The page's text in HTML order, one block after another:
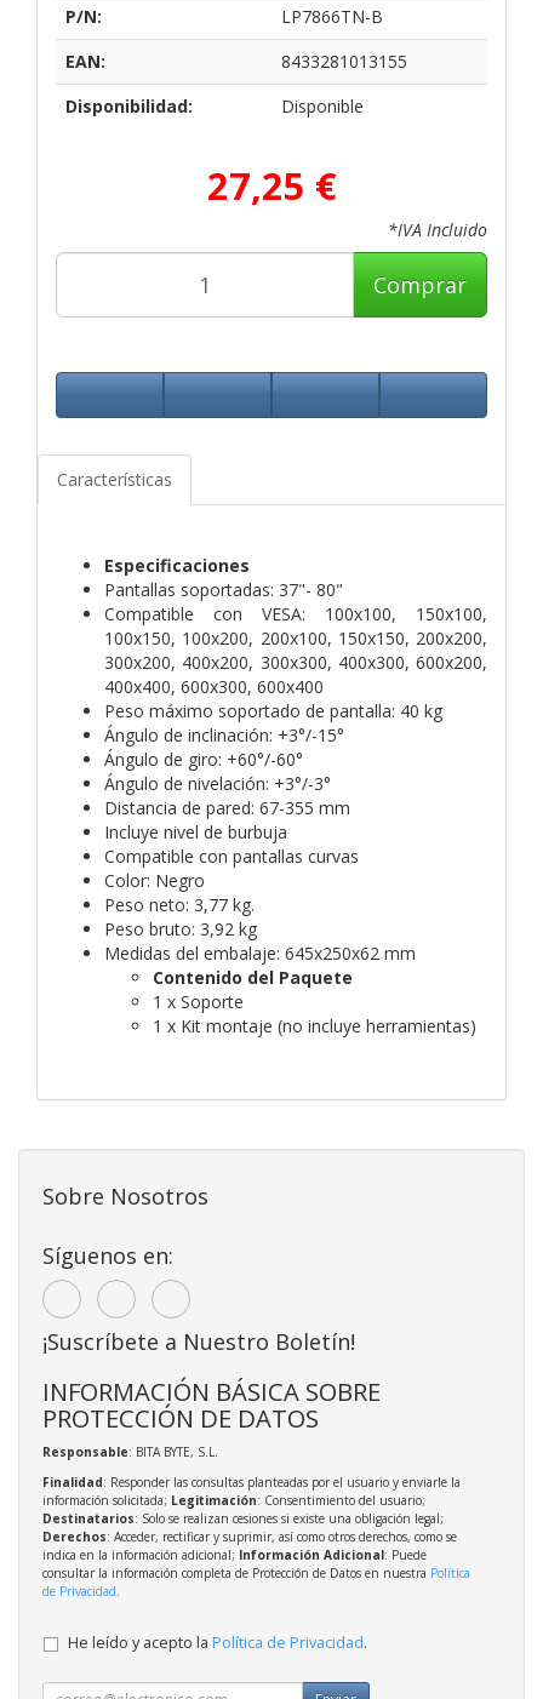
P/N:
LP7866TN-B
EAN:
8433281013155
Disponibilidad:
Disponible
27,25 €
*IVA Incluido
Comprar
Características
Especificaciones
Pantallas soportadas: 37"- 80"
Compatible con VESA: 100x100, 150x100,
100x150, 100x200, 200x100, 150x150, 200x200,
300x200, 400x200, 300x300, 400x300, 600x200,
400x400, 600x300, 600x400
Peso máximo soportado de pantalla: 40 kg
Ángulo de inclinación: +3°/-15°
Ángulo de giro: +60°/-60°
Ángulo de nivelación: +3°/-3°
Distancia de pared: 67-355 mm
Incluye nivel de burbuja
Compatible con pantallas curvas
Color: Negro
Peso neto: 3,77 kg.
Peso bruto: 3,92 kg
Medidas del embalaje: 645x250x62 mm
Contenido del Paquete
1 x Soporte
1 x Kit montaje (no incluye herramientas)
Sobre Nosotros
Síguenos en:
¡Suscríbete a Nuestro Boletín!
INFORMACIÓN BÁSICA SOBRE
PROTECCIÓN DE DATOS
Responsable: BITA BYTE, S.L.
Finalidad: Responder las consultas planteadas por el usuario y enviarle la
información solicitada; Legitimación: Consentimiento del usuario;
Destinatarios: Solo se realizan cesiones si existe una obligación legal;
Derechos: Acceder, rectificar y suprimir, así como otros derechos, como se
indica en la información adicional; Información Adicional: Puede
consultar la información completa de Protección de Datos en nuestra Política
de Privacidad
He leído y acepto la Política de Privacidad.